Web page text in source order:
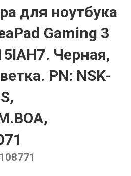
для ноутбука
Gaming 3
Черная,
PN: NSK-